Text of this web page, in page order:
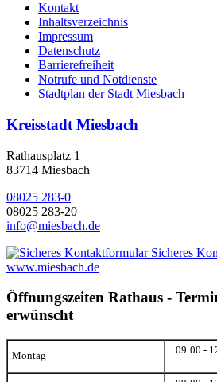
Kontakt
Inhaltsverzeichnis
Impressum
Datenschutz
Barrierefreiheit
Notrufe und Notdienste
Stadtplan der Stadt Miesbach
Kreisstadt Miesbach
Rathausplatz 1
83714 Miesbach
08025 283-0
08025 283-20
info@miesbach.de
Sicheres
www.miesbach.de
Öffnungszeiten Rathaus -
erwünscht
Montag
09:00 -